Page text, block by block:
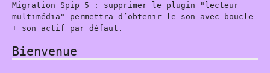
Migration Spip 5 : supprimer le plugin "lecteur
multimédia" permettra d’obtenir le son avec boucle
+ son actif par défaut.
Bienvenue